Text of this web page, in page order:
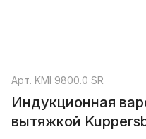
Арт. KMI 9800.0 SR
Индукционная
вытяжкой